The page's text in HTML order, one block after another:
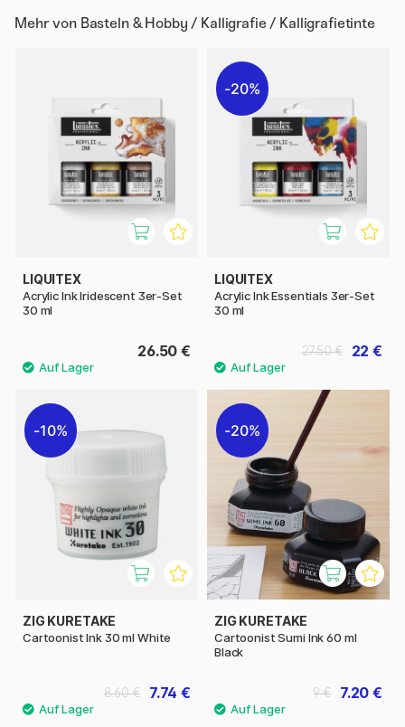
Mehr von Basteln & Hobby / Kalligrafie / Kalligrafietinte
LIQUITEX
Acrylic Ink Iridescent 3er-Set
30 ml
26.50 €
20%
LIQUITEX
Acrylic Ink Essentials 3er-Set
30 ml
22 €
27.50 €
10%
ZIG KURETAKE
Cartoonist Ink 30 ml White
7.74 €
8.60 €
20%
ZIG KURETAKE
Cartoonist Sumi Ink 60 ml
Black
7.20 €
9 €